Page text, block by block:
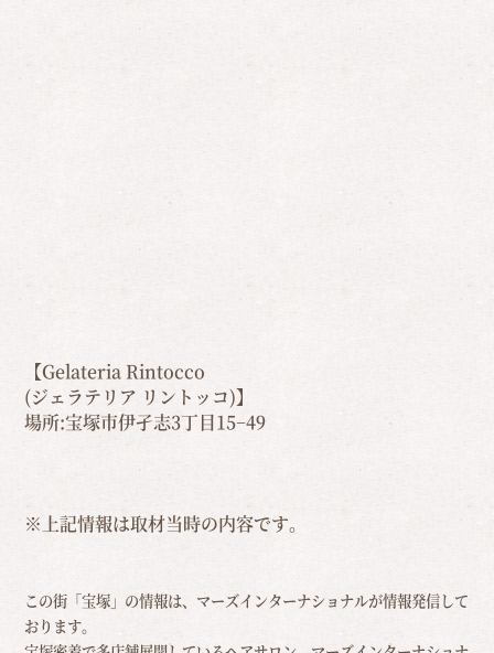
【Gelateria Rintocco
(ジェラテリア リントッコ)】
場所:宝塚市伊孑志3丁目15−49
※上記情報は取材当時の内容です。
この街「宝塚」の情報は、マーズインターナショナルが情報発信して
おります。